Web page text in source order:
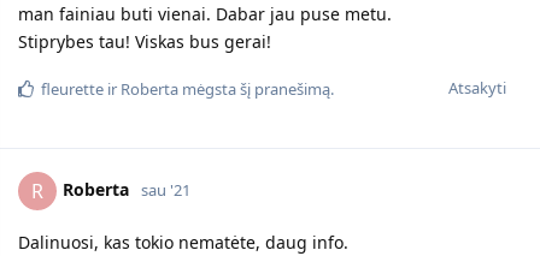
man fainiau buti vienai. Dabar jau puse metu.
Stiprybes tau! Viskas bus gerai!
Atsakyti
fleurette ir Roberta mėgsta šį pranešimą.
R Roberta sau '21
Dalinuosi, kas tokio nematėte, daug info.